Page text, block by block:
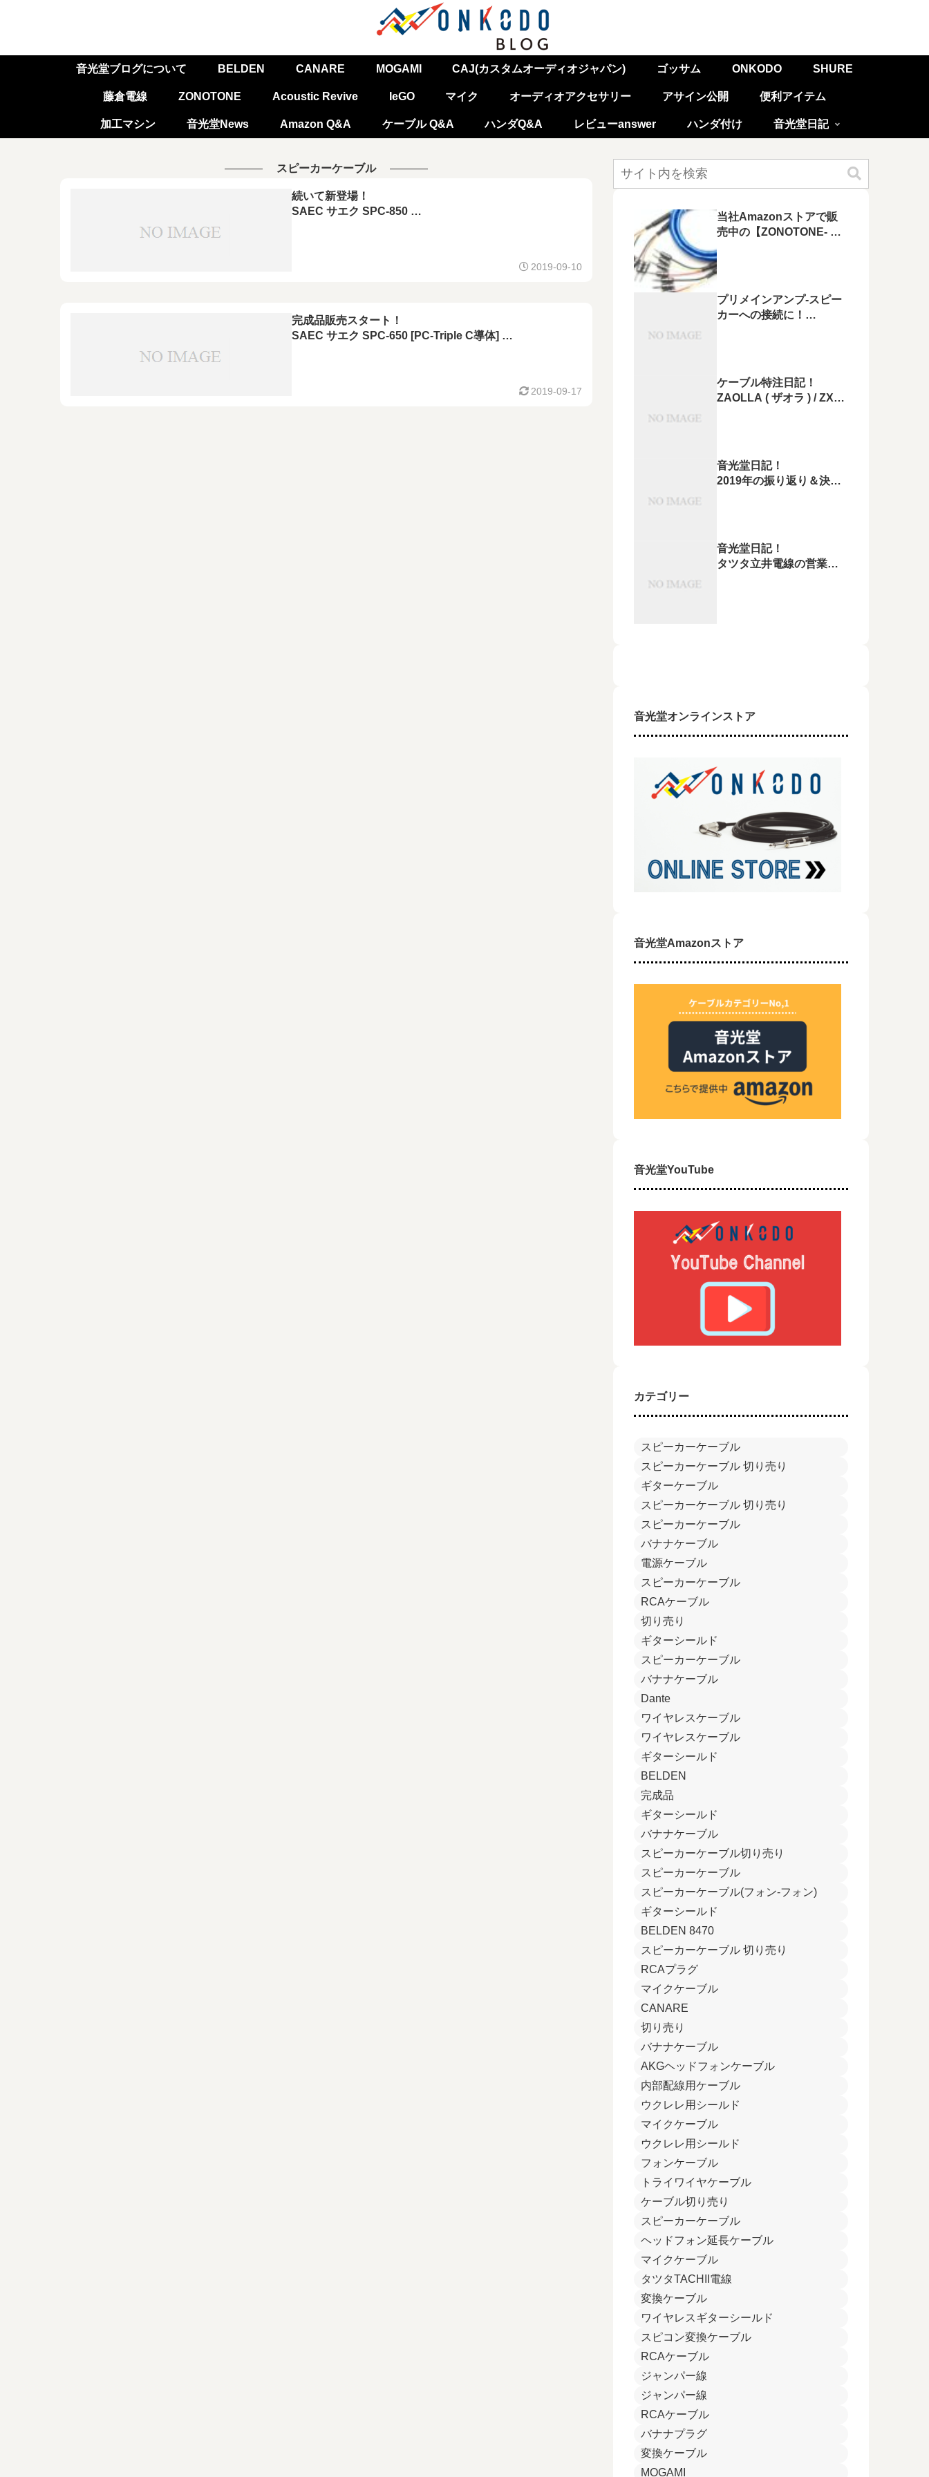
音光堂ブログについて BELDEN CANARE MOGAMI CAJ(カスタムオーディオジャパン) ゴッサム ONKODO SHURE
藤倉電線 ZONOTONE Acoustic Revive IeGO マイク オーディオアクセサリー アサイン公開 便利アイテム
加工マシン 音光堂News Amazon Q&A ケーブル Q&A ハンダQ&A レビューanswer ハンダ付け 音光堂日記
スピーカーケーブル
続いて新登場！
SAEC サエク SPC-850
2019-09-10
完成品販売スタート！
SAEC サエク SPC-650 [PC-Triple C導体]
2019-09-17
当社Amazonストアで販
売中の【ZONOTONE- ゾ
プリメインアンプ-スピー
カーへの接続に！
線方法！
ケーブル特注日記！
ZAOLLA ( ザオラ ) / ZXR-
音光堂日記！
2019年の振り返り＆決算
音光堂日記！
タツタ立井電線の営業の
音光堂オンラインストア
音光堂Amazonストア
音光堂YouTube
カテゴリー
スピーカーケーブル
スピーカーケーブル 切り売り
ギターケーブル
スピーカーケーブル 切り売り
スピーカーケーブル
バナナケーブル
電源ケーブル
スピーカーケーブル
RCAケーブル
切り売り
ギターシールド
スピーカーケーブル
バナナケーブル
Dante
ワイヤレスケーブル
ワイヤレスケーブル
ギターシールド
BELDEN
完成品
ギターシールド
バナナケーブル
スピーカーケーブル切り売り
スピーカーケーブル
スピーカーケーブル(フォン-フォン)
ギターシールド
BELDEN 8470
スピーカーケーブル 切り売り
RCAプラグ
マイクケーブル
CANARE
切り売り
バナナケーブル
AKGヘッドフォンケーブル
内部配線用ケーブル
ウクレレ用シールド
マイクケーブル
ウクレレ用シールド
フォンケーブル
トライワイヤケーブル
ケーブル切り売り
スピーカーケーブル
ヘッドフォン延長ケーブル
マイクケーブル
タツタTACHII電線
変換ケーブル
ワイヤレスギターシールド
スピコン変換ケーブル
RCAケーブル
ジャンパー線
ジャンパー線
RCAケーブル
バナナプラグ
変換ケーブル
MOGAMI